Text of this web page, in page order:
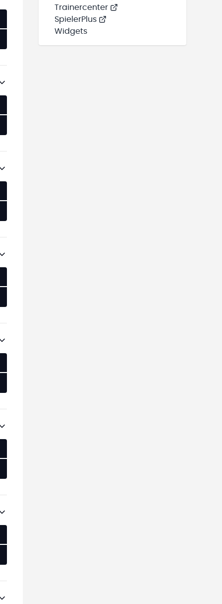
Trainercenter
SpielerPlus
Widgets